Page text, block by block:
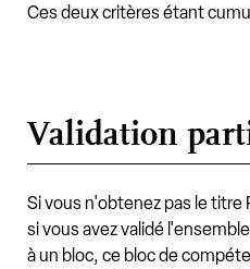
Ces deux critères étant
Validation
Si vous n'obtenez pas le
si vous avez validé
à un bloc, ce bloc de